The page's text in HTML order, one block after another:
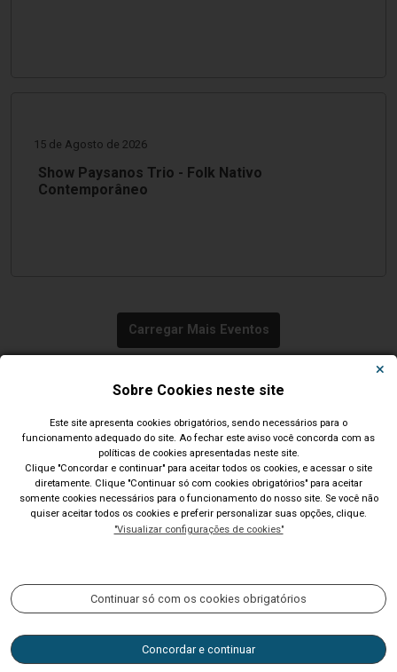
15 de Agosto de 2026
Show Paysanos Trio - Folk Nativo
Contemporâneo
Carregar Mais Eventos
Todos os Eventos
Sobre Cookies neste site
Este site apresenta cookies obrigatórios, sendo necessários para o
funcionamento adequado do site. Ao fechar este aviso você concorda com as
políticas de cookies apresentadas neste site.
Clique "Concordar e continuar" para aceitar todos os cookies, e acessar o site
diretamente. Clique "Continuar só com cookies obrigatórios" para aceitar
somente cookies necessários para o funcionamento do nosso site. Se você não
quiser aceitar todos os cookies e preferir personalizar suas opções, clique.
"Visualizar configurações de cookies"
Continuar só com os cookies obrigatórios
Concordar e continuar
Município de São Leopoldo - RS
Av. Dom João Becker, 754, Centro. CEP: 93010-010. Fone: (51)
2200-0201 CNPJ: 89.814.693/0001-60
Horário de atendimento: 9h às 14h